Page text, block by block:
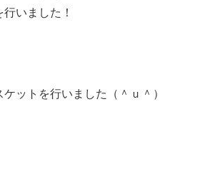
いました！
ットを行いました（＾ｕ＾）